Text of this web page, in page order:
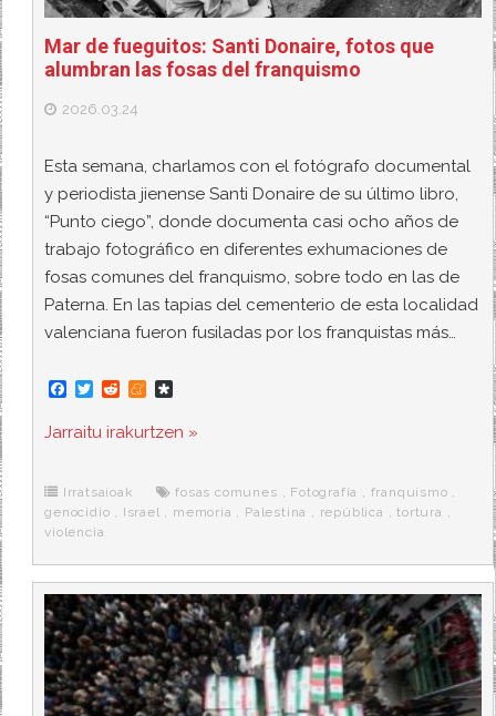
Mar de fueguitos: Santi Donaire, fotos que
alumbran las fosas del franquismo
2026.03.24
Esta semana, charlamos con el fotógrafo documental
y periodista jienense Santi Donaire de su último libro,
“Punto ciego”, donde documenta casi ocho años de
trabajo fotográfico en diferentes exhumaciones de
fosas comunes del franquismo, sobre todo en las de
Paterna. En las tapias del cementerio de esta localidad
valenciana fueron fusiladas por los franquistas más…
F
e
o
k
T
t
r
R
d
d
M
n
e
e
s
r
a
Jarraitu irakurtzen »
Irratsaioak fosas comunes , Fotografía , franquismo ,
genocidio , Israel , memoria , Palestina , república ,tortura ,
violencia